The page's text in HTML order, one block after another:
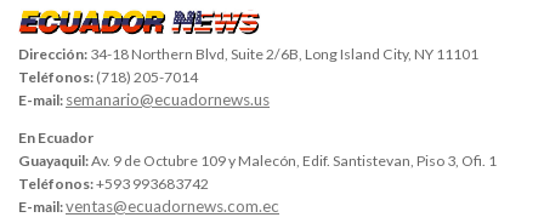
Dirección: 34-18 Northern Blvd, Suite 2/6B, Long Island City, NY 11101
Teléfonos: (718) 205-7014
E-mail: semanario@ecuadornews.us
En Ecuador
Guayaquil:Av. 9 de Octubre 109 y Malecón, Edif. Santistevan, Piso 3, Ofi. 1
Teléfonos:+593 993683742
E-mail:ventas@ecuadornews.com.ec